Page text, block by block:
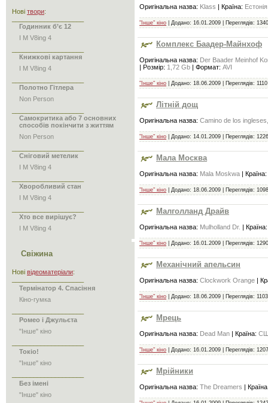
Нові твори:
Годинник б’є 12
I M V8ing 4
Книжкові картання
I M V8ing 4
Полотно Гітлера
Non Person
Самокритика або 7 основних
способів покінчити з життям
Non Person
Сніговий метелик
I M V8ing 4
Хворобливий стан
I M V8ing 4
Хто все вирішує?
I M V8ing 4
Свіжина
Нові відеоматеріали:
Термінатор 4. Спасіння
Кіно-гумка
Ромео і Джульєта
"Інше" кіно
Токіо!
"Інше" кіно
Без імені
"Інше" кіно
Оригінальна назва: Klass | Країна: Естонія
"Інше" кіно | Додано: 16.01.2009 | Переглядів:
Комплекс Баадер-Майнхоф
Оригінальна назва: Der Baader Meinhof
| Розмір: 1,72 Gb | Формат: AVI
"Інше" кіно | Додано: 18.06.2009 | Переглядів:
Літній дощ
Оригінальна назва: Camino de los
"Інше" кіно | Додано: 14.01.2009 | Переглядів:
Мала Москва
Оригінальна назва: Mala Moskwa | Країна:
"Інше" кіно | Додано: 18.06.2009 | Переглядів:
Малголланд Драйв
Оригінальна назва: Mulholland Dr. |
"Інше" кіно | Додано: 16.01.2009 | Переглядів:
Механічний апельсин
Оригінальна назва: Clockwork Orange |
"Інше" кіно | Додано: 18.06.2009 | Переглядів:
Мрець
Оригінальна назва: Dead Man | Країна:
"Інше" кіно | Додано: 16.01.2009 | Переглядів:
Мрійники
Оригінальна назва: The Dreamers |